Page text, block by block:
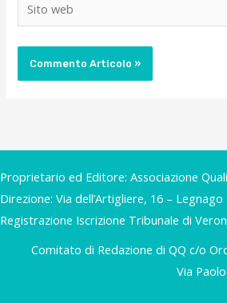
web
Proprietario ed Editore: Associazione
Direzione: Via dell’Artigliere, 16 – Legnago
Registrazione Iscrizione Tribunale di
Comitato di Redazione di QQ c/o
Via